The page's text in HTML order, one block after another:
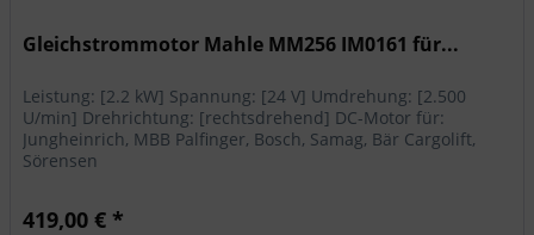
Gleichstrommotor Mahle MM256 IM0161 für...
Leistung: [2.2 kW] Spannung: [24 V] Umdrehung: [2.500
U/min] Drehrichtung: [rechtsdrehend] DC-Motor für:
Jungheinrich, MBB Palfinger, Bosch, Samag, Bär Cargolift,
Sörensen
419,00 € *